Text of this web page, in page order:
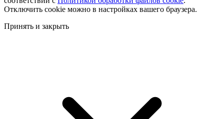
Отключить cookie можно в настройках вашего браузера.
Принять и закрыть